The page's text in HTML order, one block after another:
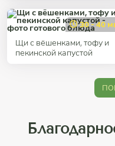
30 - 40
Щи с вёшенками, тофу и
пекинской капустой